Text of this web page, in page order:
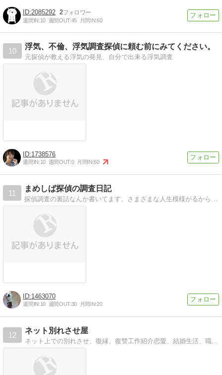
2085292 2
週間IN:10 週間OUT:45 月間IN:60
10
浮気、不倫、浮気調査探偵に頼む前にみてください。
元探偵が教える浮気の発見、自分で出来る浮気調査
1738576
週間IN:10 週間OUT:0 月間IN:60
11
まめしば探偵の調査日記
1463070
週間IN:10 週間OUT:30 月間IN:20
12
ネット別れさせ屋